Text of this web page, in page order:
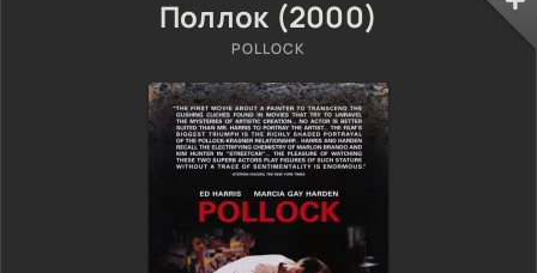
Поллок (2000)
POLLOCK